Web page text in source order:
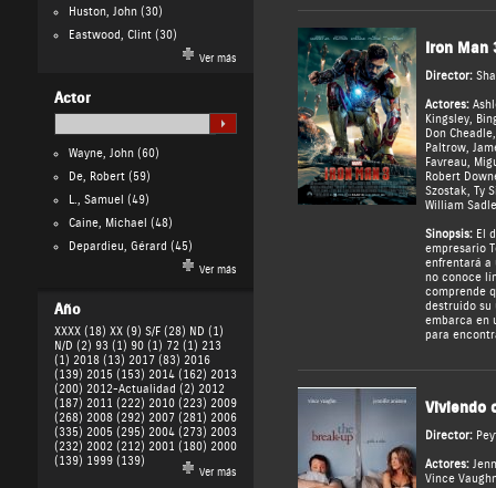
Huston, John(30)
Eastwood, Clint(30)
Ver más
Actor
Wayne, John(60)
De, Robert(59)
L., Samuel (49)
Caine, Michael (48)
Depardieu, Gérard (45)
Ver más
Año
XXXX (18) XX (9) S/F (28) ND (1)
N/D (2) 93 (1) 90 (1) 72 (1) 213
(1) 2018 (13) 2017 (83) 2016
(139) 2015 (153) 2014 (162) 2013
(200) 2012-Actualidad (2) 2012
(187) 2011 (222) 2010 (223) 2009
(268) 2008 (292) 2007 (281) 2006
(335) 2005 (295) 2004 (273) 2003
(232) 2002 (212) 2001 (180) 2000
(139) 1999 (139)
Ver más
Iron Man
Director:
Actores:
Kingsley,
Don Cheadle
Paltrow,
Favreau,
Robert
Szostak, Ty
William
Sinopsis:El
empresario
enfrentará a
no conoce
comprende
destruido su
embarca en
para
Viviendo
Director:
Actores:
Vince